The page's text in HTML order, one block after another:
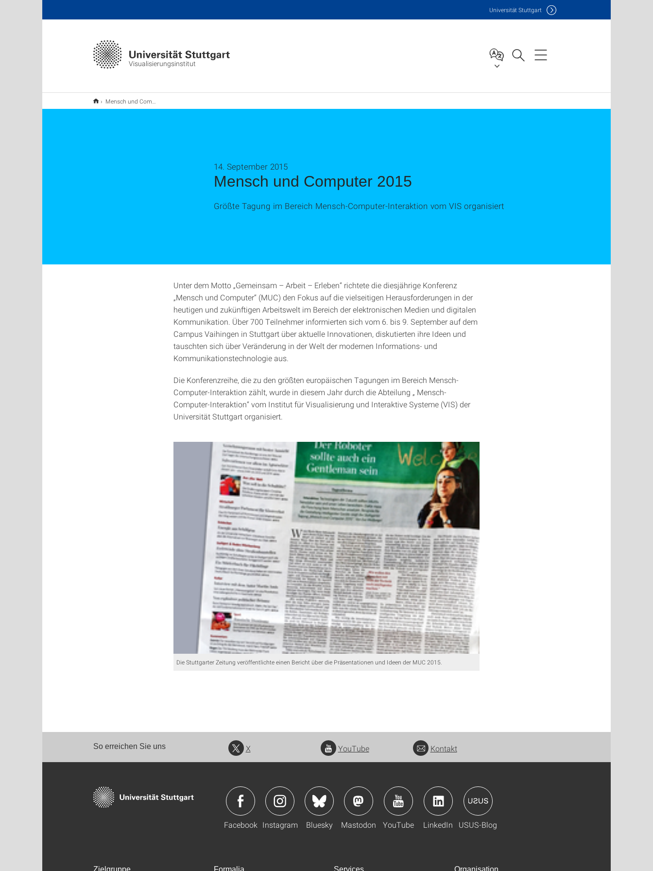
Visualisierungsinstitut
Universität Stuttgart
Mensch und Computer 2015
Mensch und Computer 2015
14. September 2015
Größte Tagung im Bereich Mensch-Computer-Interaktion vom VIS organisiert
Unter dem Motto „Gemeinsam – Arbeit – Erleben“ richtete die diesjährige Konferenz
„Mensch und Computer“ (MUC) den Fokus auf die vielseitigen Herausforderungen in der
heutigen und zukünftigen Arbeitswelt im Bereich der elektronischen Medien und digitalen
Kommunikation. Über 700 Teilnehmer informierten sich vom 6. bis 9. September auf dem
Campus Vaihingen in Stuttgart über aktuelle Innovationen, diskutierten ihre Ideen und
tauschten sich über Veränderung in der Welt der modernen Informations- und
Kommunikationstechnologie aus.
Die Konferenzreihe, die zu den größten europäischen Tagungen im Bereich Mensch-
Computer-Interaktion zählt, wurde in diesem Jahr durch die Abteilung „ Mensch-
Computer-Interaktion“ vom Institut für Visualisierung und Interaktive Systeme (VIS) der
Universität Stuttgart organisiert.
Die Stuttgarter Zeitung veröffentlichte einen Bericht über die Präsentationen und Ideen der MUC 2015.
So erreichen Sie uns X YouTube Kontakt
Facebook Instagram Bluesky Mastodon YouTube LinkedIn USUS-Blog
Zielgruppe Formalia Services Organisation